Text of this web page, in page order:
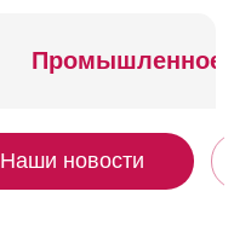
Промышленное
Наши новости